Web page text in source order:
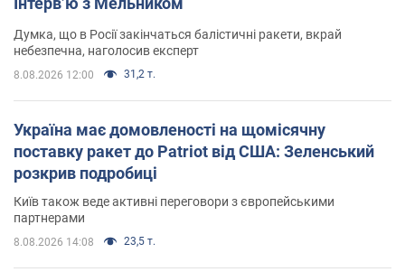
Думка, що в Росії закінчаться балістичні ракети, вкрай
небезпечна, наголосив експерт
8.08.2026 12:00 31,2 т.
Україна має домовленості на щомісячну
поставку ракет до Patriot від США: Зеленський
розкрив подробиці
Київ також веде активні переговори з європейськими
партнерами
8.08.2026 14:08 23,5 т.